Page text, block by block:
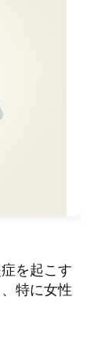
を起こす
特に女性